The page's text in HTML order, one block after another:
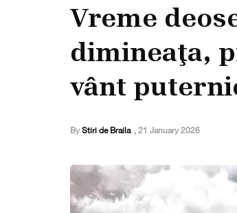
Vreme
dimineaţa,
vânt
By Stiri de Braila , 21 January 2026